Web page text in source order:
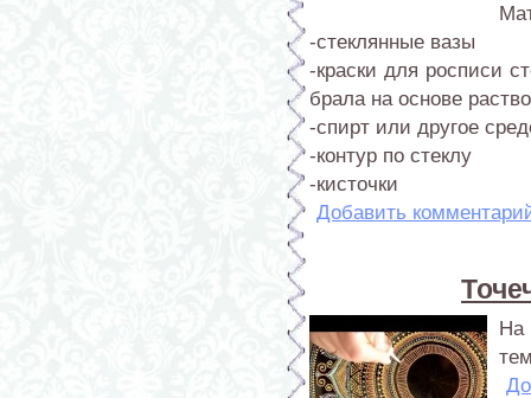
-стеклянные вазы
-краски для росписи
брала на основе
-спирт или другое
-контур по стеклу
-кисточки
Добавить
На